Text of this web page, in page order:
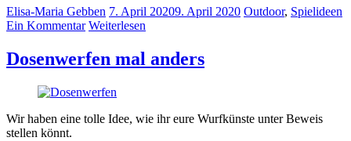
Elisa-Maria Gebben 7. April 20209. April 2020 Outdoor, Spielideen
Ein Kommentar Weiterlesen
Dosenwerfen mal anders
Wir haben eine tolle Idee, wie ihr eure Wurfkünste unter Beweis
stellen könnt.